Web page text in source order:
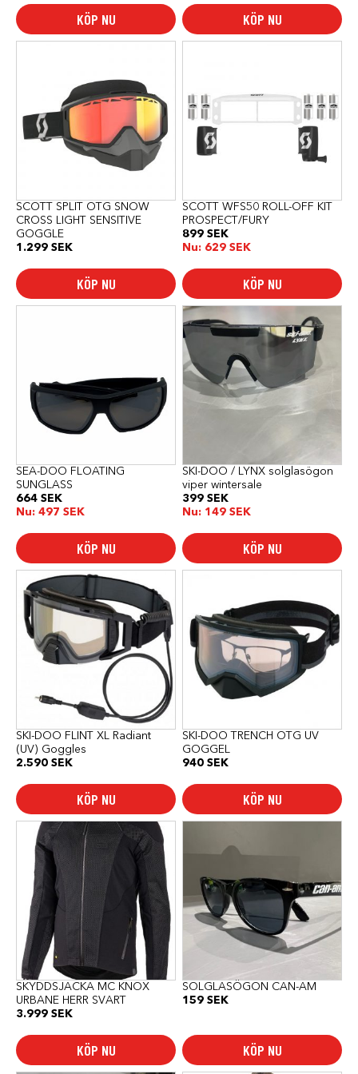
KÖP NU KÖP NU
SCOTT SPLIT OTG SNOW
CROSS LIGHT SENSITIVE
GOGGLE
1.299 SEK
KÖP NU
SCOTT WFS50 ROLL-OFF KIT
PROSPECT/FURY
899 SEK
Nu: 629 SEK
KÖP NU
SEA-DOO FLOATING
SUNGLASS
664 SEK
Nu: 497 SEK
KÖP NU
SKI-DOO / LYNX solglasögon
viper wintersale
399 SEK
Nu: 149 SEK
KÖP NU
SKI-DOO FLINT XL Radiant
(UV) Goggles
2.590 SEK
KÖP NU
SKI-DOO TRENCH OTG UV
GOGGEL
940 SEK
KÖP NU
SKYDDSJACKA MC KNOX
URBANE HERR SVART
3.999 SEK
KÖP NU
Den
produkten
flera
varianter.
De
olika
alternativen
kan
väljas
på
produktsidan
SOLGLASÖGON CAN-AM
159 SEK
KÖP NU